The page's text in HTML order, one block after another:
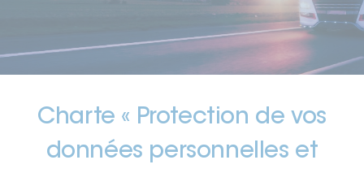
Charte « Protection de vos
données personnelles et